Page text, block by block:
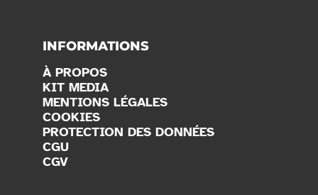
INFORMATIONS
À PROPOS
KIT MEDIA
MENTIONS LÉGALES
COOKIES
PROTECTION DES DONNÉES
CGU
CGV